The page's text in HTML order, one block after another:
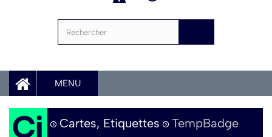
MENU
Cartes, Etiquettes TempBadge